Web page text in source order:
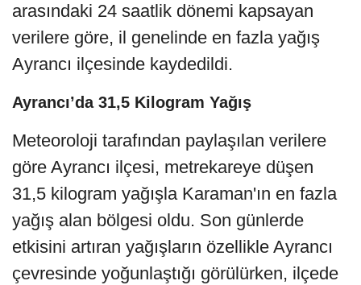
arasındaki 24 saatlik dönemi kapsayan
verilere göre, il genelinde en fazla yağış
Ayrancı ilçesinde kaydedildi.
Ayrancı’da 31,5 Kilogram Yağış
Meteoroloji tarafından paylaşılan verilere
göre Ayrancı ilçesi, metrekareye düşen
31,5 kilogram yağışla Karaman'ın en fazla
yağış alan bölgesi oldu. Son günlerde
etkisini artıran yağışların özellikle Ayrancı
çevresinde yoğunlaştığı görülürken, ilçede